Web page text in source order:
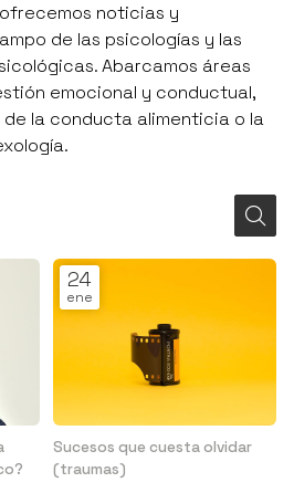
noticias y
de las psicologías y las
Abarcamos áreas
emocional y conductual,
la conducta alimenticia o la
24
ene
Sucesos que cuesta olvidar
(traumas)